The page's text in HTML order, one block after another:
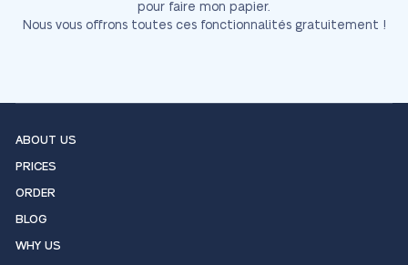
pour faire mon papier.
Nous vous offrons toutes ces fonctionnalités gratuitement !
ABOUT US
PRICES
ORDER
BLOG
WHY US